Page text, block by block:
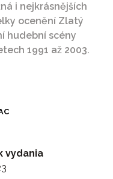
i nejkrásnějších
ocenění Zlatý
hudební scény
1991 až 2003.
vydania